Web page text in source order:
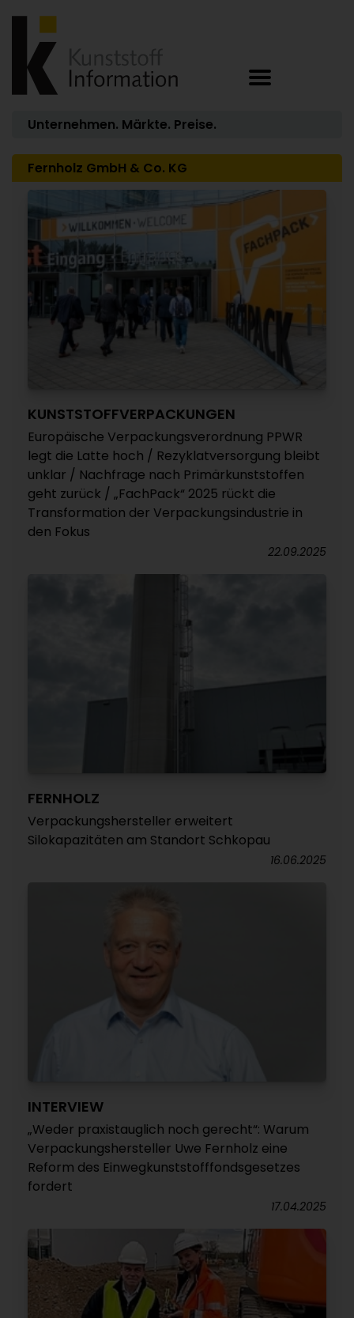
Unternehmen. Märkte. Preise.
Fernholz GmbH & Co. KG
KUNSTSTOFFVERPACKUNGEN
Europäische Verpackungsverordnung PPWR
legt die Latte hoch / Rezyklatversorgung bleibt
unklar / Nachfrage nach Primärkunststoffen
geht zurück / „FachPack“ 2025 rückt die
Transformation der Verpackungsindustrie in
den Fokus
22.09.2025
FERNHOLZ
Verpackungshersteller erweitert
Silokapazitäten am Standort Schkopau
16.06.2025
INTERVIEW
„Weder praxistauglich noch gerecht“: Warum
Verpackungshersteller Uwe Fernholz eine
Reform des Einwegkunststofffondsgesetzes
fordert
17.04.2025